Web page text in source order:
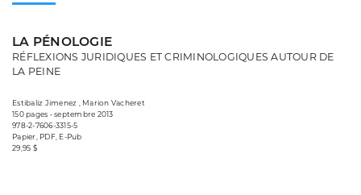
LA PÉNOLOGIE
RÉFLEXIONS JURIDIQUES ET CRIMINOLOGIQUES AUTOUR DE
LA PEINE
Estibaliz Jimenez , Marion Vacheret
150 pages • septembre 2013
978-2-7606-3315-5
Papier, PDF, E-Pub
29,95 $